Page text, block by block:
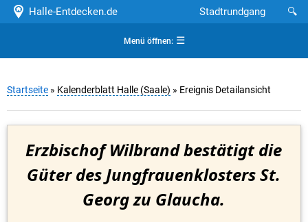
Halle-Entdecken.de 🔍
Stadtrundgang
Menü öffnen:☰
Startseite » Kalenderblatt Halle (Saale) » Ereignis Detailansicht
Erzbischof Wilbrand bestätigt die
Güter des Jungfrauenklosters St.
Georg zu Glaucha.